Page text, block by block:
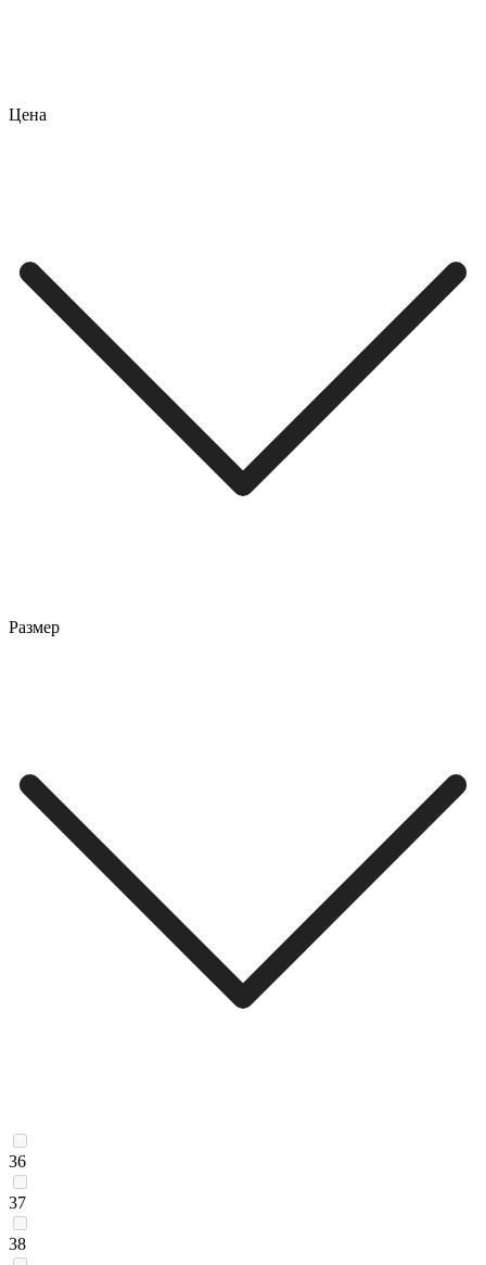
Цена
Размер
36
37
38